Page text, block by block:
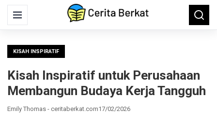
Menu
Search
for:
KISAH INSPIRATIF
Kisah Inspiratif untuk Perusahaan
Membangun Budaya Kerja Tangguh
Emily Thomas - ceritaberkat.com17/02/2026